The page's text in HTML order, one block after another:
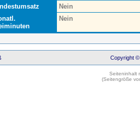
Nein
Nein
Copyright ©
Seiteninhalt
(Seitengröße